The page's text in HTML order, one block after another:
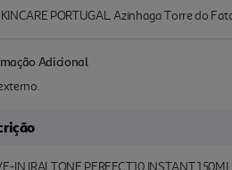
PORTUGAL. Azinhaga Torre do
Adicional